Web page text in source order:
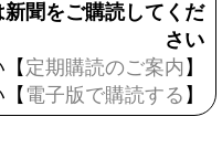
聞をご購読してくだ
さい
定期購読のご案内 】
電子版で購読する 】